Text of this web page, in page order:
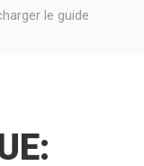
le guide